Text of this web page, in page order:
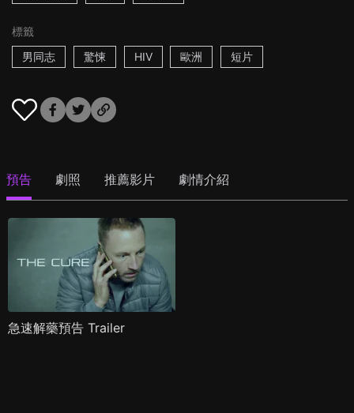
標籤
男同志
驚悚 HIV 歐洲 短片
預告 劇照 推薦影片 劇情介紹
急速解藥預告 Trailer